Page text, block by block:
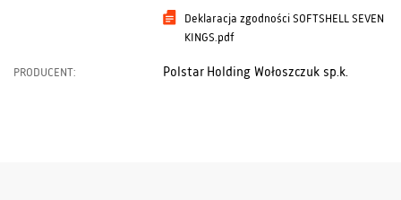
Deklaracja zgodności SOFTSHELL SEVEN
KINGS.pdf
PRODUCENT: Polstar Holding Wołoszczuk sp.k.